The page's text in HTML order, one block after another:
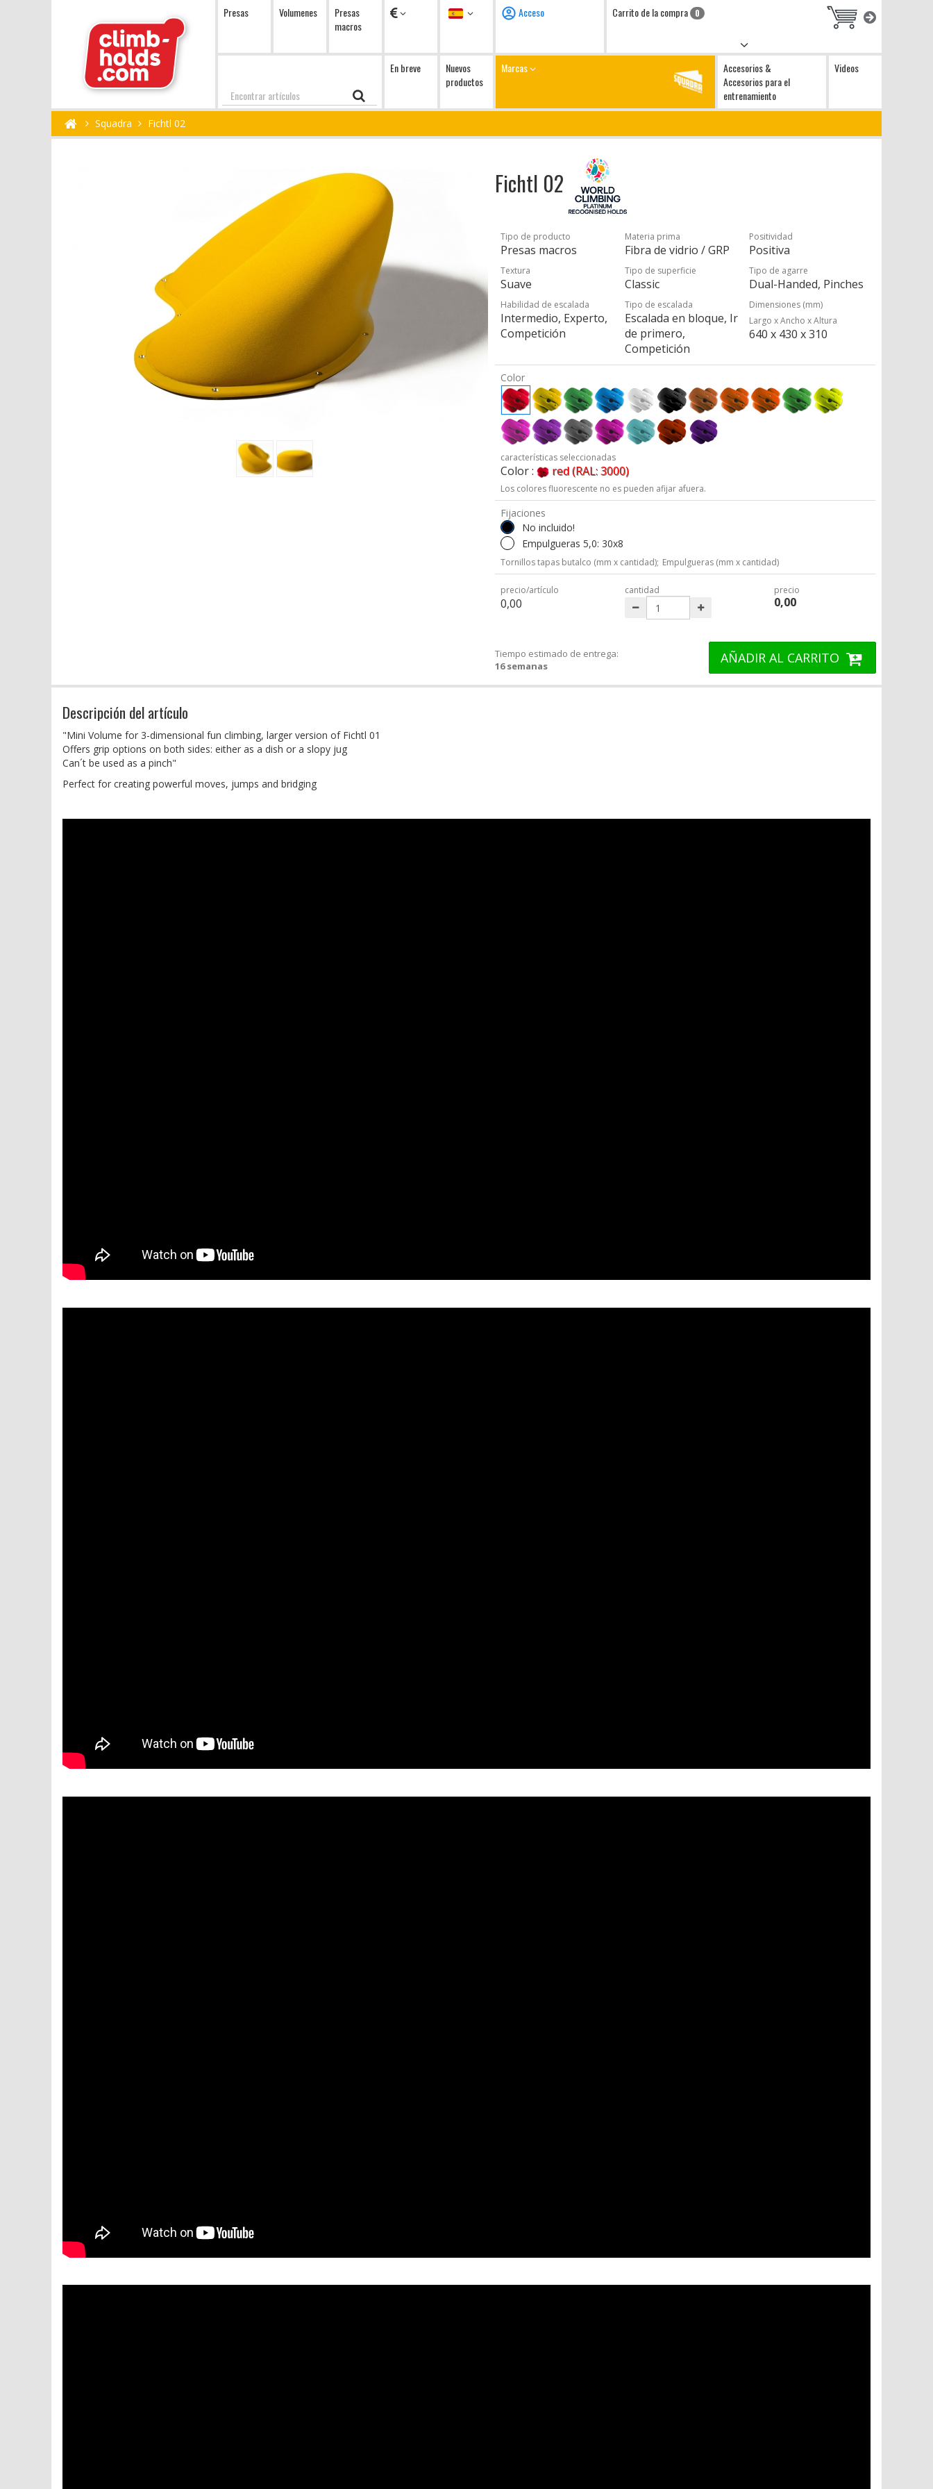
Presas Volumenes
Presas
macros
Monedas Idioma Acceso Carrito de la compra 0
Encontrar
En breve
Nuevos
productos
Marcas
Accesorios &
Accesorios para el
entrenamiento
Videos
Squadra Fichtl 02
Fichtl 02
Tipo de producto
Presas macros
Materia prima
Fibra de vidrio / GRP
Positividad
Positiva
Textura
Suave
Tipo de superficie
Classic
Tipo de agarre
Dual-Handed, Pinches
Habilidad de escalada
Intermedio, Experto,
Competición
Tipo de escalada
Escalada en bloque, Ir
de primero,
Competición
Dimensiones (mm)
Largo x Ancho x Altura
640 x 430 x 310
Color
características seleccionadas
Color : red (RAL: 3000)
Los colores fluorescente no es pueden afijar afuera.
Fijaciones
No incluido!
Empulgueras 5,0: 30x8
Tornillos tapas butalco (mm x cantidad); Empulgueras (mm x cantidad)
precio/artículo
0,00
cantidad precio
0,00
Tiempo estimado de entrega:
16 semanas
AÑADIR AL CARRITO
Descripción del artículo
"Mini Volume for 3-dimensional fun climbing, larger version of Fichtl 01
Offers grip options on both sides: either as a dish or a slopy jug
Can´t be used as a pinch"
Perfect for creating powerful moves, jumps and bridging